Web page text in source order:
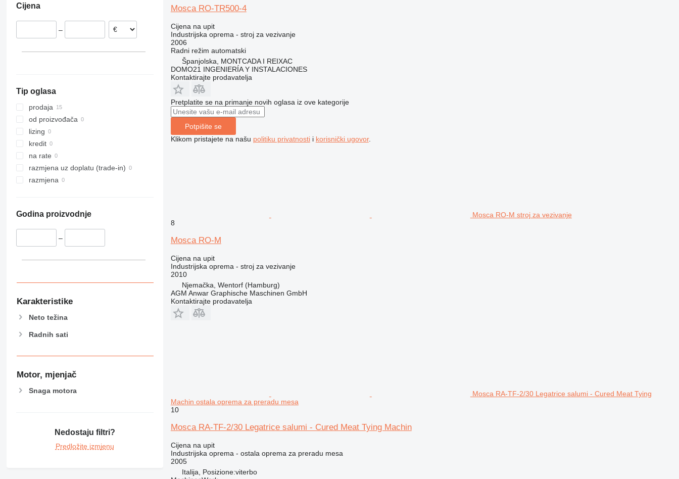
Italija
Cijena
–
Tip oglasa
prodaja
od proizvođača
lizing
kredit
na rate
razmjena uz doplatu (trade-in)
razmjena
Godina proizvodnje
–
Karakteristike
Neto težina
Radnih sati
Motor, mjenjač
Snaga motora
Nedostaju filtri?
Predložite izmjenu
Mosca RO-TR500-4
Cijena na upit
Industrijska oprema - stroj za vezivanje
2006
Radni režim automatski
Španjolska, MONTCADA I REIXAC
DOMO21 INGENIERÍA Y INSTALACIONES
Kontaktirajte prodavatelja
Pretplatite se na primanje novih oglasa iz ove kategorije
Potpišite se
Klikom pristajete na našu politiku privatnostii korisnički ugovor.
Mosca RO-M stroj za vezivanje
8
Mosca RO-M
Cijena na upit
Industrijska oprema - stroj za vezivanje
2010
Njemačka, Wentorf (Hamburg)
AGM Anwar Graphische Maschinen GmbH
Kontaktirajte prodavatelja
Mosca RA-TF-2/30 Legatrice salumi - Cured Meat Tying
Machin ostala oprema za preradu mesa
10
Mosca RA-TF-2/30 Legatrice salumi - Cured Meat Tying Machin
Cijena na upit
Industrijska oprema - ostala oprema za preradu mesa
2005
Italija, Posizione:viterbo